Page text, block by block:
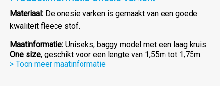
Materiaal: De onesie varken is gemaakt van een goede
kwaliteit fleece stof.
Maatinformatie: Uniseks, baggy model met een laag kruis.
One size, geschikt voor een lengte van 1,55m tot 1,75m.
> Toon meer maatinformatie